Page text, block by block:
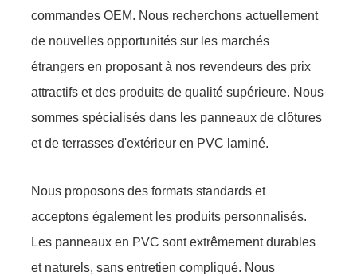
commandes OEM. Nous recherchons actuellement
de nouvelles opportunités sur les marchés
étrangers en proposant à nos revendeurs des prix
attractifs et des produits de qualité supérieure. Nous
sommes spécialisés dans les panneaux de clôtures
et de terrasses d'extérieur en PVC laminé.
Nous proposons des formats standards et
acceptons également les produits personnalisés.
Les panneaux en PVC sont extrêmement durables
et naturels, sans entretien compliqué. Nous